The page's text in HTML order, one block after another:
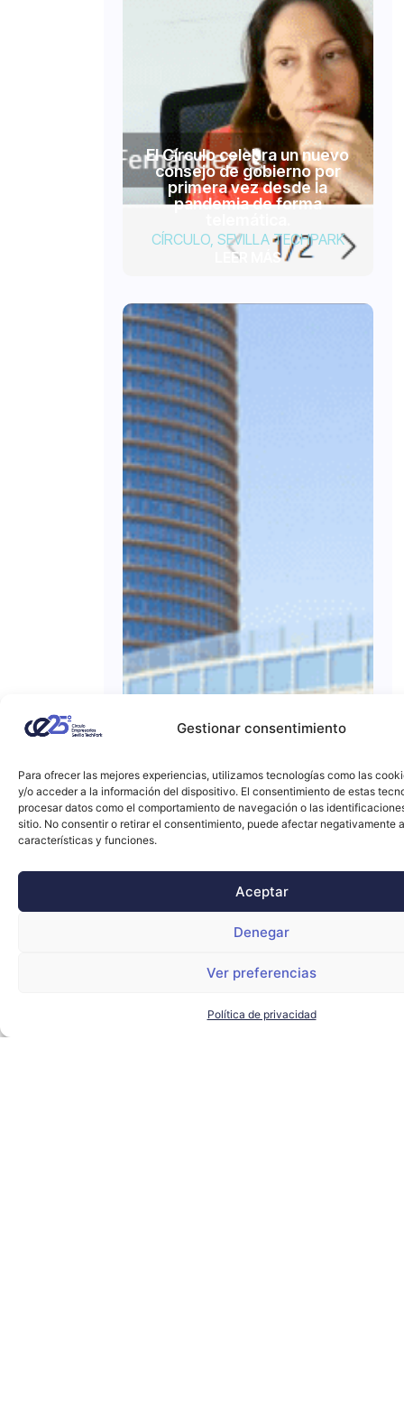
Gestionar consentimiento
Para ofrecer las mejores experiencias, utilizamos tecnologías como las
y/o acceder a la información del dispositivo. El consentimiento de estas
procesar datos como el comportamiento de navegación o las
sitio. No consentir o retirar el consentimiento, puede afectar negativamente
características y funciones.
Aceptar
Denegar
Ver preferencias
Política de privacidad
El Círculo celebra un nuevo
consejo de gobierno por
primera vez desde la
pandemia de forma
CÍRCULO, SEVILLA TECHPARK
LEER MÁS